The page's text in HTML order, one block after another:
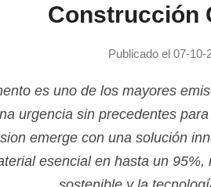
Construcción
Publicado el 07-10-
es uno de los mayores
urgencia sin precedentes
emerge con una solución
esencial en hasta un 95%,